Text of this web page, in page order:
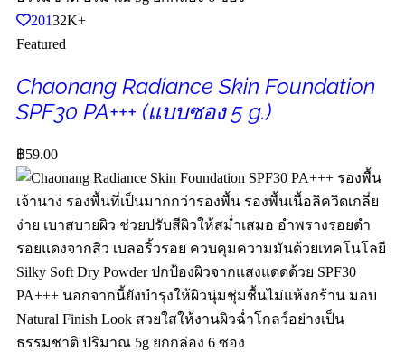
20132K+
Featured
Chaonang Radiance Skin Foundation
SPF30 PA+++ (แบบซอง 5 g.)
฿59.00